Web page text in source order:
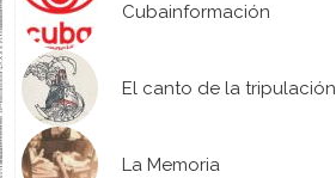
Cubainformación
El canto de la tripulación
La Memoria